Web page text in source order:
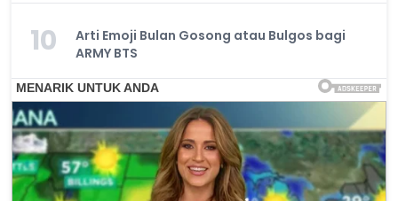
10
Arti Emoji Bulan Gosong atau Bulgos bagi
ARMY BTS